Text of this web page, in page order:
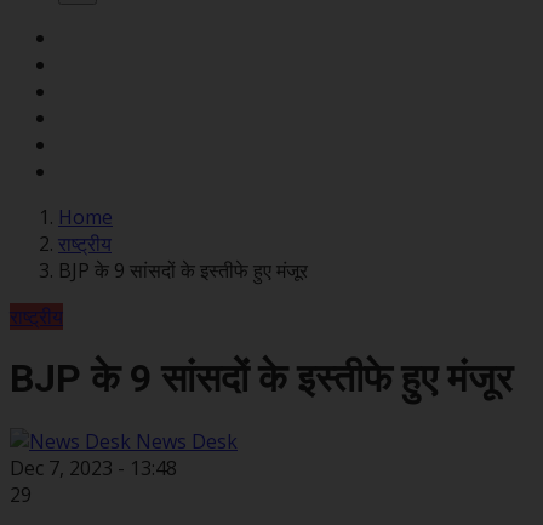
Home
राष्ट्रीय
BJP के 9 सांसदों के इस्तीफे हुए मंजूर
राष्ट्रीय
BJP के 9 सांसदों के इस्तीफे हुए मंजूर
News Desk
Dec 7, 2023 - 13:48
29